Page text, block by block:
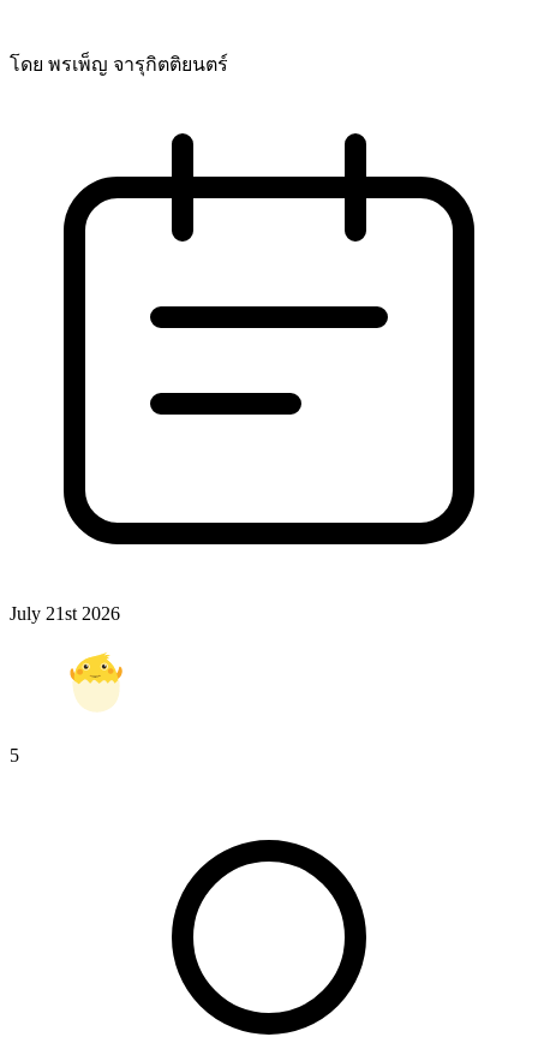
โดย พรเพ็ญ จารุกิตติยนตร์
July 21st 2026
5